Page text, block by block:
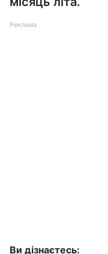
Реклама
Ви дізнаєтесь: